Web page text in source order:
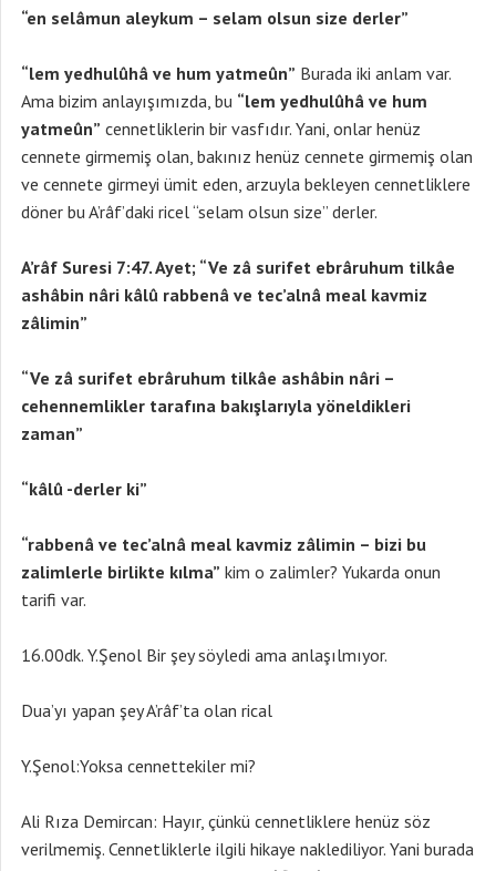
“en selâmun aleykum – selam olsun size derler”
“lem yedhulûhâ ve hum yatmeûn” Burada iki anlam var.
Ama bizim anlayışımızda, bu “lem yedhulûhâ ve hum
yatmeûn” cennetliklerin bir vasfıdır. Yani, onlar henüz
cennete girmemiş olan, bakınız henüz cennete girmemiş olan
ve cennete girmeyi ümit eden, arzuyla bekleyen cennetliklere
döner bu A’râf’daki ricel “selam olsun size” derler.
A’râf Suresi 7:47. Ayet; “Ve zâ surifet ebrâruhum tilkâe
ashâbin nâri kâlû rabbenâ ve tec’alnâ meal kavmiz
zâlimin”
“Ve zâ surifet ebrâruhum tilkâe ashâbin nâri –
cehennemlikler tarafına bakışlarıyla yöneldikleri
zaman”
“kâlû -derler ki”
“rabbenâ ve tec’alnâ meal kavmiz zâlimin – bizi bu
zalimlerle birlikte kılma” kim o zalimler? Yukarda onun
tarifi var.
16.00dk. Y.Şenol Bir şey söyledi ama anlaşılmıyor.
Dua’yı yapan şey A’râf’ta olan rical
Y.Şenol:Yoksa cennettekiler mi?
Ali Rıza Demircan: Hayır, çünkü cennetliklere henüz söz
verilmemiş. Cennetliklerle ilgili hikaye naklediliyor. Yani burada